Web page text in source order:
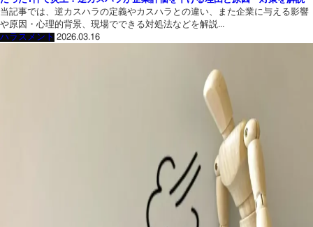
当記事では、逆カスハラの定義やカスハラとの違い、また企業に与える影響
や原因・心理的背景、現場でできる対処法などを解説...
ハラスメント 2026.03.16